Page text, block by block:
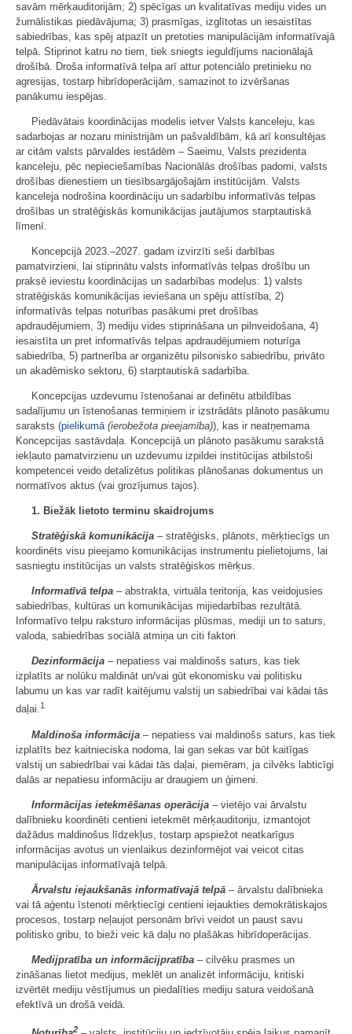
savām mērķauditorijām; 2) spēcīgas un kvalitatīvas mediju vides un
žurnālistikas piedāvājuma; 3) prasmīgas, izglītotas un iesaistītas
sabiedrības, kas spēj atpazīt un pretoties manipulācijām informatīvajā
telpā. Stiprinot katru no tiem, tiek sniegts ieguldījums nacionālajā
drošībā. Droša informatīvā telpa arī attur potenciālo pretinieku no
agresijas, tostarp hibrīdoperācijām, samazinot to izvēršanas
panākumu iespējas.
Piedāvātais koordinācijas modelis ietver Valsts kanceleju, kas
sadarbojas ar nozaru ministrijām un pašvaldībām, kā arī konsultējas
ar citām valsts pārvaldes iestādēm – Saeimu, Valsts prezidenta
kanceleju, pēc nepieciešamības Nacionālās drošības padomi, valsts
drošības dienestiem un tiesībsargājošajām institūcijām. Valsts
kanceleja nodrošina koordināciju un sadarbību informatīvās telpas
drošības un stratēģiskās komunikācijas jautājumos starptautiskā
līmenī.
Koncepcijā 2023.–2027. gadam izvirzīti seši darbības
pamatvirzieni, lai stiprinātu valsts informatīvās telpas drošību un
praksē ieviestu koordinācijas un sadarbības modeļus: 1) valsts
stratēģiskās komunikācijas ieviešana un spēju attīstība, 2)
informatīvās telpas noturības pasākumi pret drošības
apdraudējumiem, 3) mediju vides stiprināšana un pilnveidošana, 4)
iesaistīta un pret informatīvās telpas apdraudējumiem noturīga
sabiedrība, 5) partnerība ar organizētu pilsonisko sabiedrību, privāto
un akadēmisko sektoru, 6) starptautiskā sadarbība.
Koncepcijas uzdevumu īstenošanai ar definētu atbildības
sadalījumu un īstenošanas termiņiem ir izstrādāts plānoto pasākumu
saraksts (pielikumā (ierobežota pieejamība)), kas ir neatņemama
Koncepcijas sastāvdaļa. Koncepcijā un plānoto pasākumu sarakstā
iekļauto pamatvirzienu un uzdevumu izpildei institūcijas atbilstoši
kompetencei veido detalizētus politikas plānošanas dokumentus un
normatīvos aktus (vai grozījumus tajos).
1. Biežāk lietoto terminu skaidrojums
Stratēģiskā komunikācija – stratēģisks, plānots, mērķtiecīgs un
koordinēts visu pieejamo komunikācijas instrumentu pielietojums, lai
sasniegtu institūcijas un valsts stratēģiskos mērķus.
Informatīvā telpa – abstrakta, virtuāla teritorija, kas veidojusies
sabiedrības, kultūras un komunikācijas mijiedarbības rezultātā.
Informatīvo telpu raksturo informācijas plūsmas, mediji un to saturs,
valoda, sabiedrības sociālā atmiņa un citi faktori.
Dezinformācija – nepatiess vai maldinošs saturs, kas tiek
izplatīts ar nolūku maldināt un/vai gūt ekonomisku vai politisku
labumu un kas var radīt kaitējumu valstij un sabiedrībai vai kādai tās
daļai.1
Maldinoša informācija – nepatiess vai maldinošs saturs, kas tiek
izplatīts bez kaitnieciska nodoma, lai gan sekas var būt kaitīgas
valstij un sabiedrībai vai kādai tās daļai, piemēram, ja cilvēks labticīgi
dalās ar nepatiesu informāciju ar draugiem un ģimeni.
Informācijas ietekmēšanas operācija – vietējo vai ārvalstu
dalībnieku koordinēti centieni ietekmēt mērķauditoriju, izmantojot
dažādus maldinošus līdzekļus, tostarp apspiežot neatkarīgus
informācijas avotus un vienlaikus dezinformējot vai veicot citas
manipulācijas informatīvajā telpā.
Ārvalstu iejaukšanās informatīvajā telpā – ārvalstu dalībnieka
vai tā aģentu īstenoti mērķtiecīgi centieni iejaukties demokrātiskajos
procesos, tostarp neļaujot personām brīvi veidot un paust savu
politisko gribu, to bieži veic kā daļu no plašākas hibrīdoperācijas.
Medijpratība un informācijpratība – cilvēku prasmes un
zināšanas lietot medijus, meklēt un analizēt informāciju, kritiski
izvērtēt mediju vēstījumus un piedalīties mediju satura veidošanā
efektīvā un drošā veidā.
2